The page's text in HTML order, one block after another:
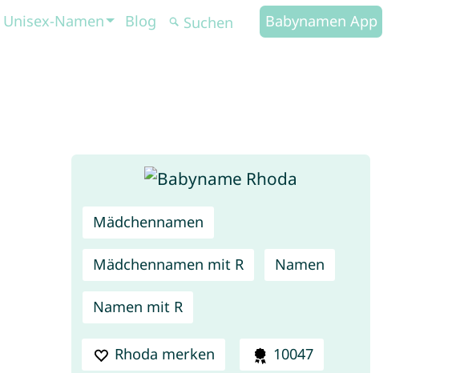
Unisex-Namen Blog Babynamen App
Mädchennamen
Mädchennamen mit R Namen
Namen mit R
Rhoda merken 10047